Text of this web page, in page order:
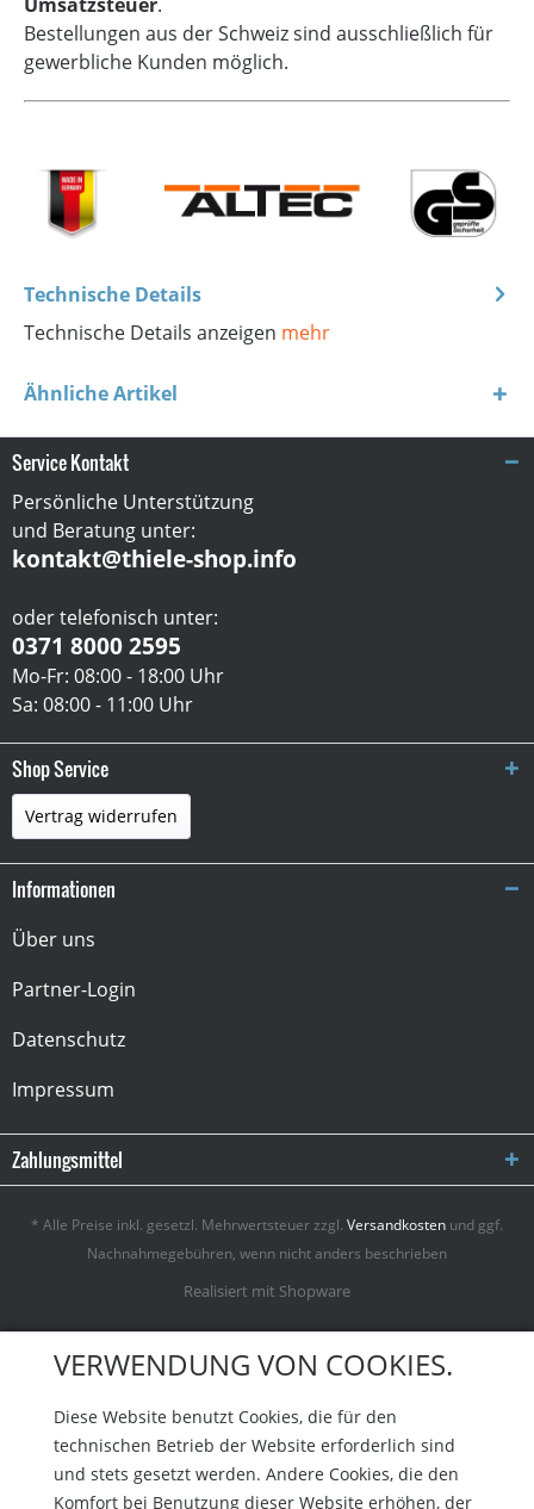
Bestellungen aus der Schweiz sind ausschließlich für
gewerbliche Kunden möglich.
Technische Details
Technische Details anzeigen mehr
Ähnliche Artikel
Service Kontakt
Persönliche Unterstützung
und Beratung unter:
kontakt@thiele-shop.info
oder telefonisch unter:
0371 8000 2595
Mo-Fr: 08:00 - 18:00 Uhr
Sa: 08:00 - 11:00 Uhr
Shop Service
Vertrag widerrufen
Informationen
Über uns
Partner-Login
Datenschutz
Impressum
Zahlungsmittel
* Alle Preise inkl. gesetzl. Mehrwertsteuer zzgl. Versandkosten und ggf.
Nachnahmegebühren, wenn nicht anders beschrieben
Realisiert mit Shopware
VERWENDUNG VON COOKIES.
Diese Website benutzt Cookies, die für den
technischen Betrieb der Website erforderlich sind
und stets gesetzt werden. Andere Cookies, die den
Komfort bei Benutzung dieser Website erhöhen, der